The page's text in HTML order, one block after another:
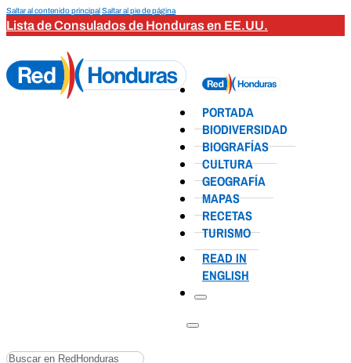
Saltar al contenido principalSaltar al pie de página
Lista de Consulados de Honduras en EE.UU.
PORTADA
BIODIVERSIDAD
BIOGRAFÍAS
CULTURA
GEOGRAFÍA
MAPAS
RECETAS
TURISMO
READ IN
ENGLISH
Buscar